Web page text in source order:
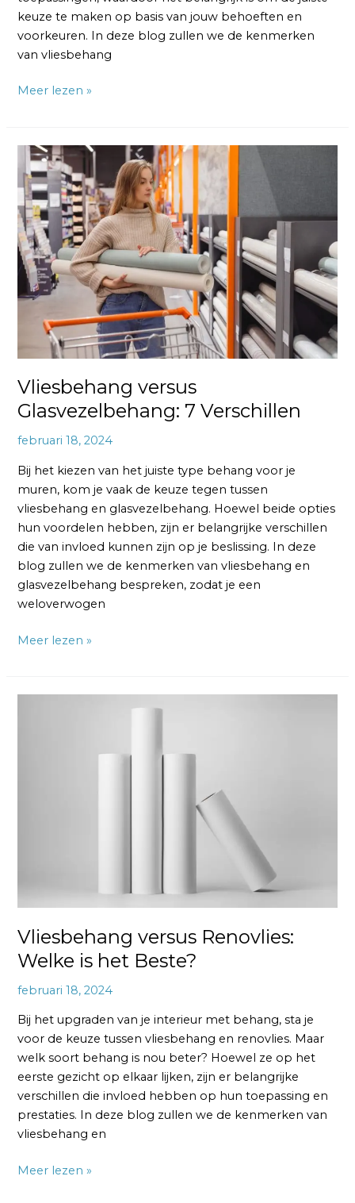
keuze te maken op basis van jouw behoeften en
voorkeuren. In deze blog zullen we de kenmerken
van vliesbehang
Meer lezen »
Vliesbehang versus
Glasvezelbehang: 7 Verschillen
februari 18, 2024
Bij het kiezen van het juiste type behang voor je
muren, kom je vaak de keuze tegen tussen
vliesbehang en glasvezelbehang. Hoewel beide opties
hun voordelen hebben, zijn er belangrijke verschillen
die van invloed kunnen zijn op je beslissing. In deze
blog zullen we de kenmerken van vliesbehang en
glasvezelbehang bespreken, zodat je een
weloverwogen
Vliesbehang
versus
Glasvezelbehang:
7
Verschillen
Meer lezen »
Vliesbehang versus Renovlies:
Welke is het Beste?
februari 18, 2024
Bij het upgraden van je interieur met behang, sta je
voor de keuze tussen vliesbehang en renovlies. Maar
welk soort behang is nou beter? Hoewel ze op het
eerste gezicht op elkaar lijken, zijn er belangrijke
verschillen die invloed hebben op hun toepassing en
prestaties. In deze blog zullen we de kenmerken van
vliesbehang en
Meer lezen »